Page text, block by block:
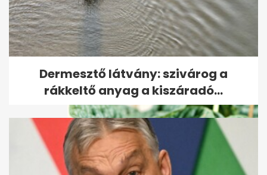
Kvíz: felismered a
legismertebb magyar úszókat
a párizsi rajt...
Dermesztő látvány: szivárog a
rákkeltő anyag a kiszáradó...